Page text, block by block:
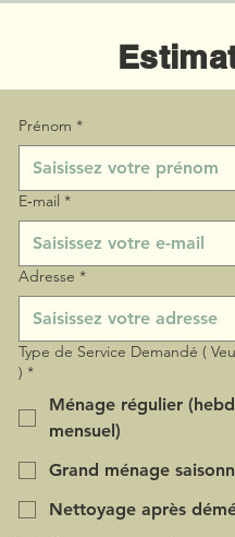
Prénom *
E‑mail *
Adresse *
Type de Service Demandé (
) *
Ménage régulier
mensuel)
Grand ménage
Nettoyage après